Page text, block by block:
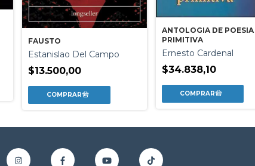
FAUSTO
Estanislao Del Campo
$13.500,00
ANTOLOGIA DE POESIA
PRIMITIVA
Ernesto Cardenal
$34.838,10